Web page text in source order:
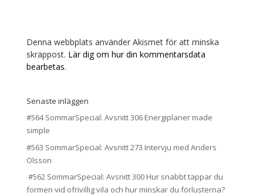
Denna webbplats använder Akismet för att minska
skräppost. Lär dig om hur din kommentarsdata
bearbetas.
Senaste inläggen
#564 SommarSpecial: Avsnitt 306 Energiplaner made
simple
#563 SommarSpecial: Avsnitt 273 Intervju med Anders
Olsson
#562 SommarSpecial: Avsnitt 300 Hur snabbt tappar du
formen vid ofrivillig vila och hur minskar du förlusterna?